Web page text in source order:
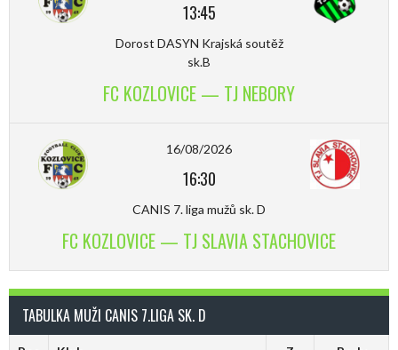
13:45
Dorost DASYN Krajská soutěž
sk.B
FC KOZLOVICE — TJ NEBORY
16/08/2026
16:30
CANIS 7. liga mužů sk. D
FC KOZLOVICE — TJ SLAVIA STACHOVICE
TABULKA MUŽI CANIS 7.LIGA SK. D